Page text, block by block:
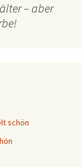
– aber
schön